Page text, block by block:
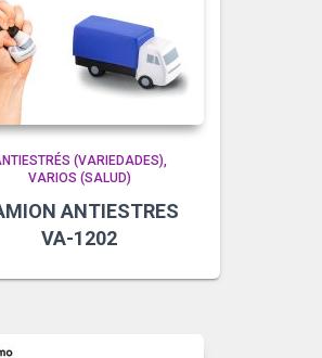
(VARIEDADES)
VARIOS (SALUD)
ANTIESTRES
VA-1202